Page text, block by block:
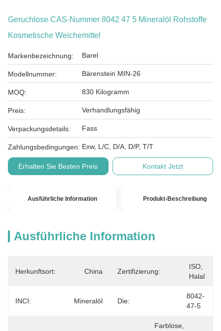
Geruchlose CAS-Nummer 8042 47 5 Mineralöl Rohstoffe
Kosmetische Weichemittel
Markenbezeichnung: Barel
Modellnummer: Bärenstein MIN-26
MOQ: 830 Kilogramm
Preis: Verhandlungsfähig
Verpackungsdetails: Fass
Zahlungsbedingungen: Exw, L/C, D/A, D/P, T/T
Erhalten Sie Besten Preis Kontakt Jetzt
Ausführliche Information Produkt-Beschreibung
Ausführliche Information
Herkunftsort: China Zertifizierung:
ISO,
Halal
INCI: Mineralöl Die:
8042-
47-5
Farblose,